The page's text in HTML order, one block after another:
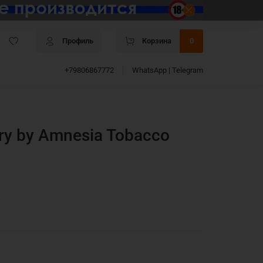
Профиль Корзина 0
+79806867772 WhatsApp | Telegram
by Amnesia Tobacco